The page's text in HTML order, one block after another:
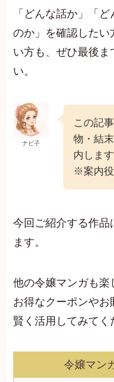
「どんな話か」「
のか」を確認したい
い方も、ぜひ最後ま
い。
ナビ子
この記
物・結
内します
※案内役
今回ご紹介する作品
ます。
他の令嬢マンガも
お得なクーポンやお
賢く活用してみてく
令嬢マン